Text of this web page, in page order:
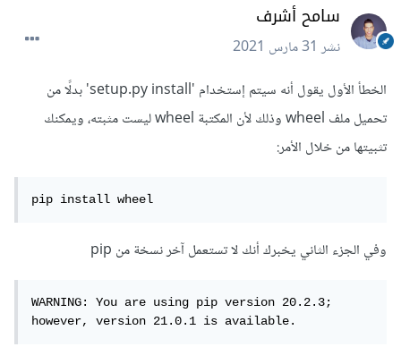
سامح أشرف
نشر31 مارس 2021
الخطأ الأول يقول أنه سيتم إستخدام 'setup.py install' بدلًا من
تحميل ملف wheel وذلك لأن المكتبة wheel ليست مثبته، ويمكنك
تثبيتها من خلال الأمر:
pip install wheel
وفي الجزء الثاني يخبرك أنك لا تستعمل آخر نسخة من pip
WARNING: You are using pip version 20.2.3;
however, version 21.0.1 is available.